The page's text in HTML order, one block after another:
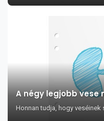
A négy legjobb
Honnan tudja, hogy